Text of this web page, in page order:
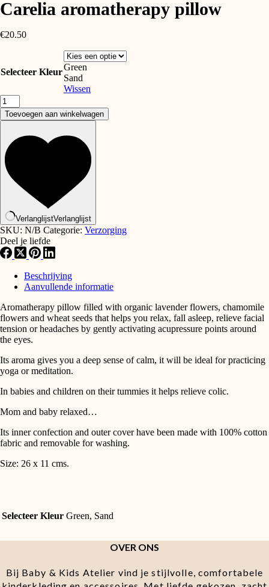
Carelia aromatherapy pillow
€20.50
Selecteer KleurGreen
Sand
Wissen
Carelia
aromatherapy
pillow
Toevoegen aan winkelwagen
VerlanglijstVerlanglijst
SKU: N/B Categorie: Verzorging
Deel je liefde
Beschrijving
Aanvullende informatie
Aromatherapy pillow filled with organic lavender flowers, chamomile
flowers and wheat seeds that helps you relax, fall asleep, relieve facial
tension or headaches by gently activating acupressure points around
the eyes.
Its aroma gives you a deep sense of calm, it will be ideal for practicing
yoga or meditation.
In babies and children on their tummies it helps relieve colic.
Mom and baby relaxed…
Its inner confection and outer cover have been made with 100% cotton
fabric and removable for washing.
Size: 26 x 11 cms.
Selecteer Kleur Green, Sand
OVER ONS
Bij Baby & Kids Atelier vind je stijlvolle, comfortabele